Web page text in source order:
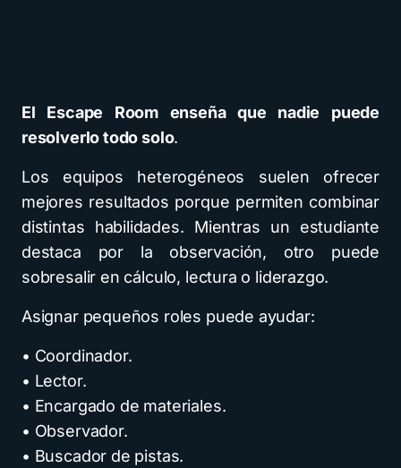
El Escape Room enseña que nadie puede
resolverlo todo solo.
Los equipos heterogéneos suelen ofrecer
mejores resultados porque permiten combinar
distintas habilidades. Mientras un estudiante
destaca por la observación, otro puede
sobresalir en cálculo, lectura o liderazgo.
Asignar pequeños roles puede ayudar:
• Coordinador.
• Lector.
• Encargado de materiales.
• Observador.
• Buscador de pistas.